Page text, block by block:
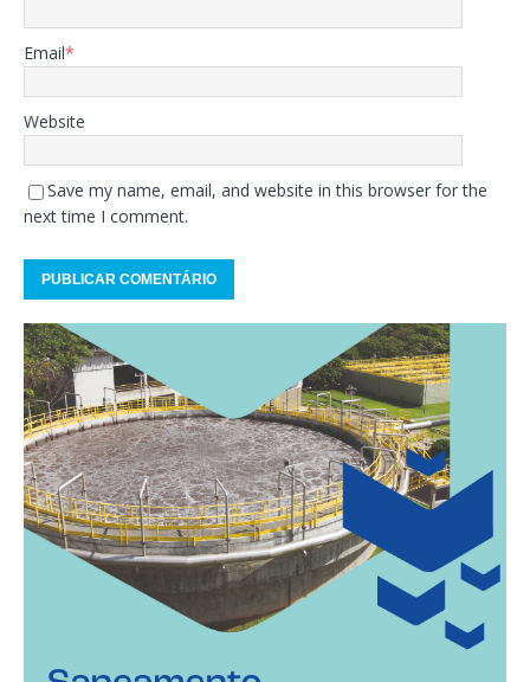
Email*
Website
Save my name, email, and website in this browser for the
next time I comment.